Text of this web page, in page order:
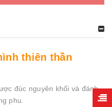
thiên thần
đúc nguyên khối và đánh
phu.